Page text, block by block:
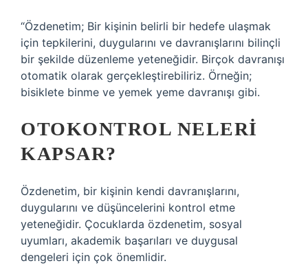
“Özdenetim; Bir kişinin belirli bir hedefe ulaşmak
için tepkilerini, duygularını ve davranışlarını bilinçli
bir şekilde düzenleme yeteneğidir. Birçok davranışı
otomatik olarak gerçekleştirebiliriz. Örneğin;
bisiklete binme ve yemek yeme davranışı gibi.
OTOKONTROL NELERI
KAPSAR?
Özdenetim, bir kişinin kendi davranışlarını,
duygularını ve düşüncelerini kontrol etme
yeteneğidir. Çocuklarda özdenetim, sosyal
uyumları, akademik başarıları ve duygusal
dengeleri için çok önemlidir.